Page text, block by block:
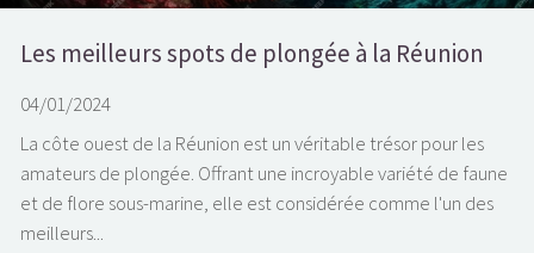
Les meilleurs spots de plongée à la Réunion
04/01/2024
La côte ouest de la Réunion est un véritable trésor pour les
amateurs de plongée. Offrant une incroyable variété de faune
et de flore sous-marine, elle est considérée comme l'un des
meilleurs...